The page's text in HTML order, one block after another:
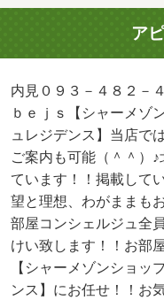
ア
内見０９３－４８２－
ｂｅｊｓ【シャーメゾ
ュレジデンス】当店で
ご案内も可能（＾＾）
ています！！掲載して
望と理想、わがままも
部屋コンシェルジュ全
けい致します！！お部
【シャーメゾンショッ
ンス】にお任せ！！お